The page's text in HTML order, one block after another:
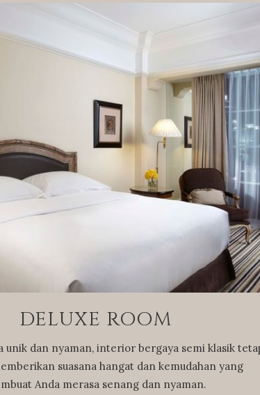
DELUXE ROOM
unik dan nyaman, interior bergaya semi klasik
suasana hangat dan kemudahan yang
Anda merasa senang dan nyaman.